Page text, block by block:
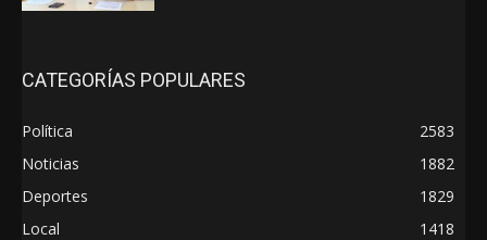
CATEGORÍAS POPULARES
Política
2583
Noticias
1882
Deportes
1829
Local
1418